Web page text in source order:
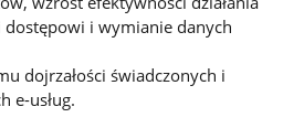
dostępowi i wymianie danych
dojrzałości świadczonych i
e-usług.